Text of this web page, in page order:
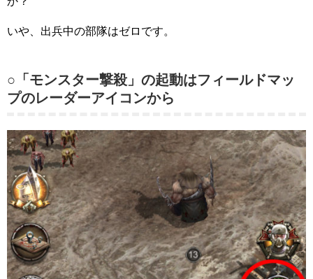
いや、出兵中の部隊はゼロです。
○「モンスター撃殺」の起動はフィールドマッ
プのレーダーアイコンから